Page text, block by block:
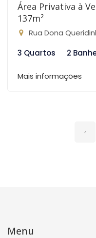
Área Privativa à
137m²
Rua Dona
3 Quartos
2
Mais informações
‹
Menu